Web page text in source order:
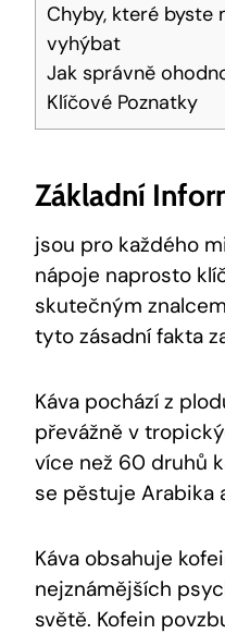
Chyby, které byste
vyhýbat
Jak správně
Klíčové Poznatky
Základní
jsou pro každého
nápoje naprosto
skutečným
tyto zásadní fakta
Káva pochází z
převážně v
více než 60 druhů
se pěstuje Arabika
Káva obsahuje
nejznámějších
světě. Kofein